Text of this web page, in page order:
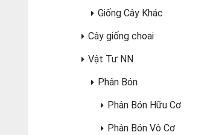
Giống Cây Khác
Cây giống choai
Vật Tư NN
Phân Bón
Phân Bón Hữu Cơ
Phân Bón Vô Cơ